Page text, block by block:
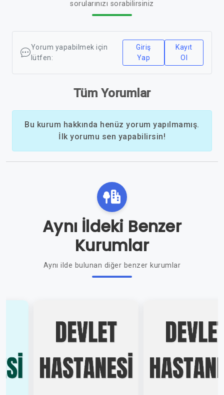
sorularınızı sorabilirsiniz
Yorum yapabilmek için
lütfen:
Giriş
Yap
Kayıt
Ol
Tüm Yorumlar
Bu kurum hakkında henüz yorum yapılmamış.
İlk yorumu sen yapabilirsin!
Aynı İldeki Benzer
Kurumlar
Aynı ilde bulunan diğer benzer kurumlar